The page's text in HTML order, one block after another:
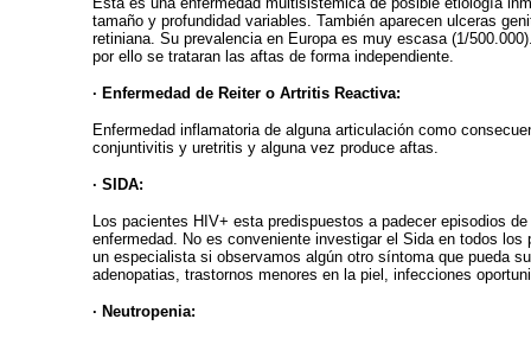
tamaño y profundidad variables. También aparecen ulceras
retiniana. Su prevalencia en Europa es muy escasa (1/
por ello se trataran las aftas de forma independiente.
· Enfermedad de Reiter o Artritis Reactiva:
Enfermedad inflamatoria de alguna articulación como
conjuntivitis y uretritis y alguna vez produce aftas.
· SIDA:
Los pacientes HIV+ esta predispuestos a padecer episodios
enfermedad. No es conveniente investigar el Sida en todos
un especialista si observamos algún otro síntoma que pueda
adenopatias, trastornos menores en la piel, infecciones
· Neutropenia: